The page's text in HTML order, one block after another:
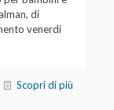
di
venerdi
Scopri di più